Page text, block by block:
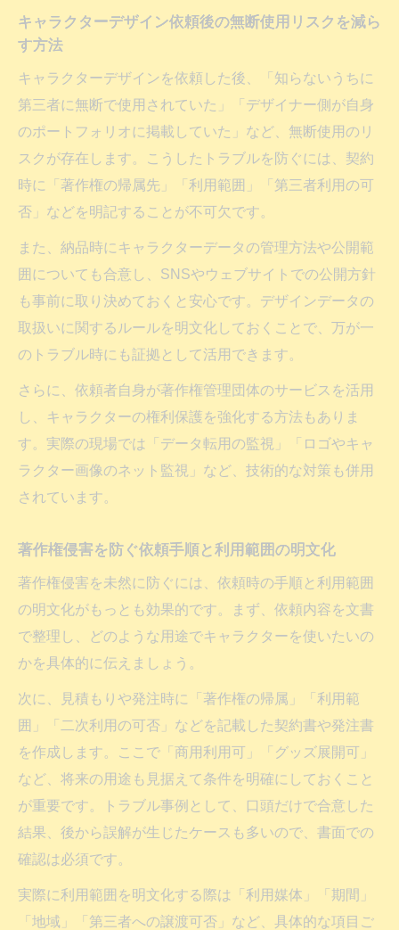
キャラクターデザイン依頼後の無断使用リスクを減ら
す方法
キャラクターデザインを依頼した後、「知らないうちに
第三者に無断で使用されていた」「デザイナー側が自身
のポートフォリオに掲載していた」など、無断使用のリ
スクが存在します。こうしたトラブルを防ぐには、契約
時に「著作権の帰属先」「利用範囲」「第三者利用の可
否」などを明記することが不可欠です。
また、納品時にキャラクターデータの管理方法や公開範
囲についても合意し、SNSやウェブサイトでの公開方針
も事前に取り決めておくと安心です。デザインデータの
取扱いに関するルールを明文化しておくことで、万が一
のトラブル時にも証拠として活用できます。
さらに、依頼者自身が著作権管理団体のサービスを活用
し、キャラクターの権利保護を強化する方法もありま
す。実際の現場では「データ転用の監視」「ロゴやキャ
ラクター画像のネット監視」など、技術的な対策も併用
されています。
著作権侵害を防ぐ依頼手順と利用範囲の明文化
著作権侵害を未然に防ぐには、依頼時の手順と利用範囲
の明文化がもっとも効果的です。まず、依頼内容を文書
で整理し、どのような用途でキャラクターを使いたいの
かを具体的に伝えましょう。
次に、見積もりや発注時に「著作権の帰属」「利用範
囲」「二次利用の可否」などを記載した契約書や発注書
を作成します。ここで「商用利用可」「グッズ展開可」
など、将来の用途も見据えて条件を明確にしておくこと
が重要です。トラブル事例として、口頭だけで合意した
結果、後から誤解が生じたケースも多いので、書面での
確認は必須です。
実際に利用範囲を明文化する際は「利用媒体」「期間」
「地域」「第三者への譲渡可否」など、具体的な項目ご